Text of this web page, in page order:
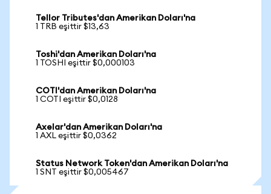
Tellor Tributes'dan Amerikan Doları'na
1 TRB eşittir $13,63
Toshi'dan Amerikan Doları'na
1 TOSHI eşittir $0,000103
COTI'dan Amerikan Doları'na
1 COTI eşittir $0,0128
Axelar'dan Amerikan Doları'na
1 AXL eşittir $0,0362
Status Network Token'dan Amerikan Doları'na
1 SNT eşittir $0,005467